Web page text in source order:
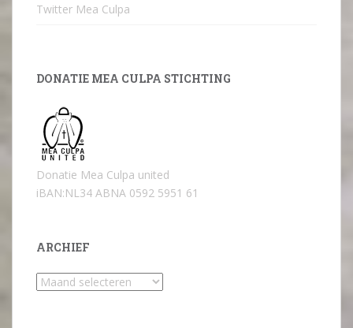
Twitter Mea Culpa
DONATIE MEA CULPA STICHTING
Donatie Mea Culpa united
iBAN:NL34 ABNA 0592 5951 61
ARCHIEF
Archief